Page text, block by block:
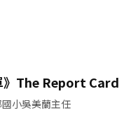
》The Report Card
小吳美蘭主任